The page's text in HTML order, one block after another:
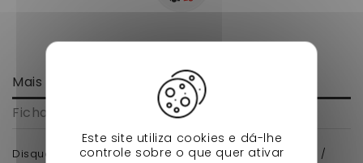
Mais informação
Ficha de dados
Disque de frein avant aixam 400 sl / 400.4 / 400 EVO /
Este site utiliza cookies e dá-lhe
controle sobre o que quer ativar